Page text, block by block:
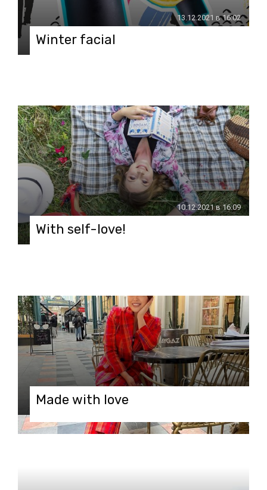
13.12.2021 в 16:02
Winter facial
10.12.2021 в 16:09
With self-love!
Made with love